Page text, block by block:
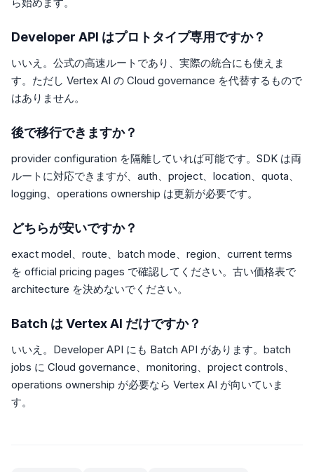
Developer API はプロトタイプ専用ですか？
いいえ。公式の高速ルートであり、実際の統合にも使えま
す。ただし Vertex AI の Cloud governance を代替するもので
はありません。
後で移行できますか？
provider configuration を隔離していれば可能です。SDK は両
ルートに対応できますが、auth、project、location、quota、
logging、operations ownership は更新が必要です。
どちらが安いですか？
exact model、route、batch mode、region、current terms
を official pricing pages で確認してください。古い価格表で
architecture を決めないでください。
Batch は Vertex AI だけですか？
いいえ。Developer API にも Batch API があります。batch
jobs に Cloud governance、monitoring、project controls、
operations ownership が必要なら Vertex AI が向いていま
す。